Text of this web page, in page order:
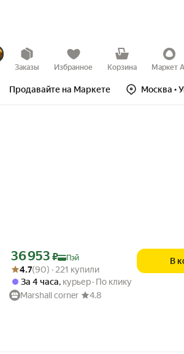
Заказы Избранное Корзина Маркет
Продавайте на Маркете Москва •
Цена с картой Яндекс Пэй 36953 ₽ вместо
36 953 ₽
Пэй
Рейтинг товара: 4.7 из 5
Оценок: (90) · 221 купили
4.7(90) · 221 купили
За 4 часа, курьер По клику
Marshall corner
4.8
В